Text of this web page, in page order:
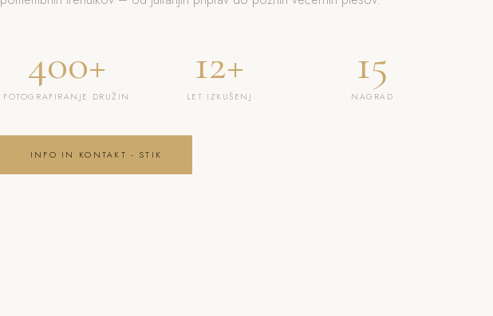
400+
FOTOGRAFIRANJE DRUŽIN
12+
LET IZKUŠENJ
15
NAGRAD
INFO IN KONTAKT - STIK